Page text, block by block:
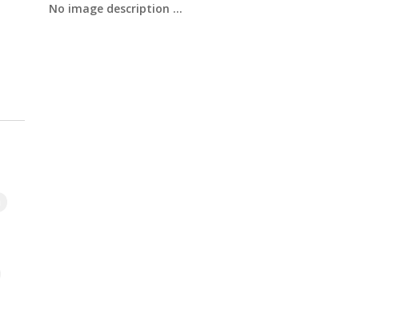
No image description ...